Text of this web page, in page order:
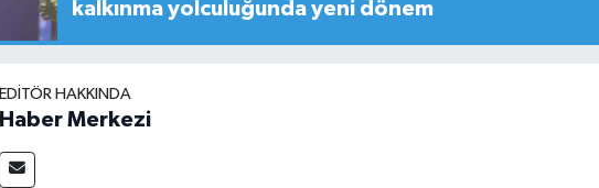
kalkınma yolculuğunda yeni dönem
EDITÖR HAKKINDA
Haber Merkezi